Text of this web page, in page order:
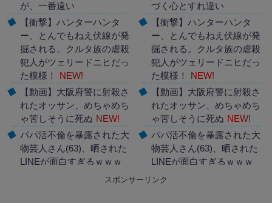
が、一番遠い
【衝撃】ハンターハンタ
ー、とんでもねえ伏線が発
掘される。クルタ族の虐殺
犯人がツェリードニヒだっ
た模様！
NEW!
【動画】大阪府警に射殺さ
れたオッサン、めちゃめち
ゃ苦しそうに死ぬ NEW!
パパ活不倫を暴露された大
物芸人さん(63)、晒された
LINEが面白すぎるｗｗｗ
づく心とすれ違い
【衝撃】ハンターハンタ
ー、とんでもねえ伏線が発
掘される。クルタ族の虐殺
犯人がツェリードニヒだっ
た模様！
NEW!
【動画】大阪府警に射殺さ
れたオッサン、めちゃめち
ゃ苦しそうに死ぬ NEW!
パパ活不倫を暴露された大
物芸人さん(63)、晒された
LINEが面白すぎるｗｗｗ
ｗｗｗｗｗｗ(画像ｱ
スポンサーリンク